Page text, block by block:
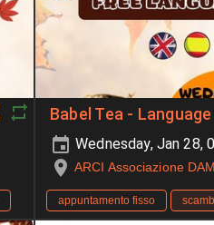
Babel Tea -
Wednesday, Jan 28,
ARCI Associazione
appuntamento fisso